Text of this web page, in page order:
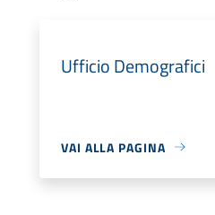
Ufficio Demografici
VAI ALLA PAGINA